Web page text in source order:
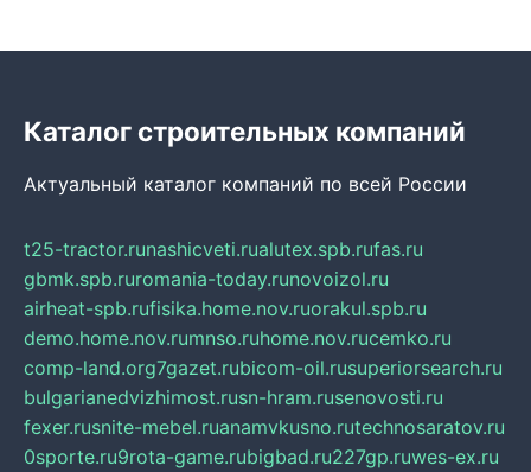
Каталог строительных компаний
Актуальный каталог компаний по всей России
t25-tractor.runashicveti.rualutex.spb.rufas.ru
gbmk.spb.ruromania-today.runovoizol.ru
airheat-spb.rufisika.home.nov.ruorakul.spb.ru
demo.home.nov.rumnso.ruhome.nov.rucemko.ru
comp-land.org7gazet.rubicom-oil.rusuperiorsearch.ru
bulgarianedvizhimost.rusn-hram.rusenovosti.ru
fexer.rusnite-mebel.ruanamvkusno.rutechnosaratov.ru
0sporte.ru9rota-game.rubigbad.ru227gp.ruwes-ex.ru